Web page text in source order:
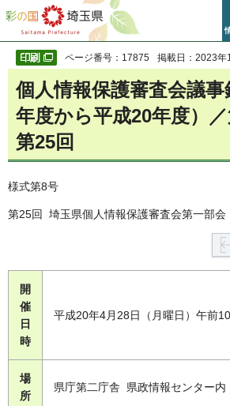
彩の国 埼玉県
ページ番号：17875 掲載日：2023年
個人情報保護審査会議事
年度から平成20年度）
第25回
様式第8号
第25回 埼玉県個人情報保護審査会第一部
開
催
日
時
平成20年4月28日（月曜日）午前
場
所
県庁第二庁舎 県政情報センター内